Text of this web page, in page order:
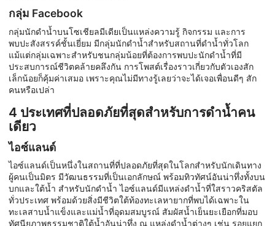
กลุ่ม Facebook
กลุ่มนักดำน้ำบนโซเชียลมีเดียเป็นแหล่งความรู้ กิจกรรม และการ
พบปะสังสรรค์ชั้นเยี่ยม มีกลุ่มนักดำน้ำสำหรับสถานที่ดำน้ำทั่วโลก
แม้แต่กลุ่มเฉพาะสำหรับชนกลุ่มน้อยที่ต้องการพบปะนักดำน้ำที่มี
ประสบการณ์ชีวิตคล้ายคลึงกัน การโพสต์เรื่องราวเกี่ยวกับตัวเองสัก
เล็กน้อยก็คุ้มค่าเสมอ เพราะคุณไม่มีทางรู้เลยว่าจะได้เจอเพื่อนดีๆ สัก
คนหรือเปล่า
4 ประเทศที่ปลอดภัยที่สุดสำหรับการดำน้ำคน
เดียว
ไอซ์แลนด์
ไอซ์แลนด์เป็นหนึ่งในสถานที่ที่ปลอดภัยที่สุดในโลกสำหรับนักเดินทาง
ผู้คนเป็นมิตร มีวัฒนธรรมที่เป็นเอกลักษณ์ พร้อมทิวทัศน์อันน่าทึ่งทั้งบน
บกและใต้น้ำ สำหรับนักดำน้ำ ไอซ์แลนด์มีแหล่งดำน้ำที่ใสราวคริสตัล
ทั่วประเทศ พร้อมด้วยสิ่งมีชีวิตใต้ท้องทะเลหายากที่พบได้เฉพาะใน
ทะเลสาบน้ำแข็งและแม่น้ำที่อุดมสมบูรณ์ สัมผัสน้ำเย็นยะเยือกที่มอบ
ทัศนียภาพธรรมชาติใต้น้ำอันน่าทึ่ง ณ แหล่งดำน้ำต่างๆ เช่น รอยแยก